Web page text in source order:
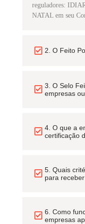
reguladores:
NATAL em seu
2. O Feito
3. O Selo
empresas
4. O que a
certificação
5. Quais
para
6. Como
empresas